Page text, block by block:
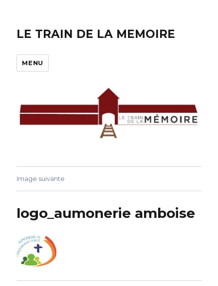
LE TRAIN DE LA MEMOIRE
MENU
Image suivante
logo_aumonerie amboise